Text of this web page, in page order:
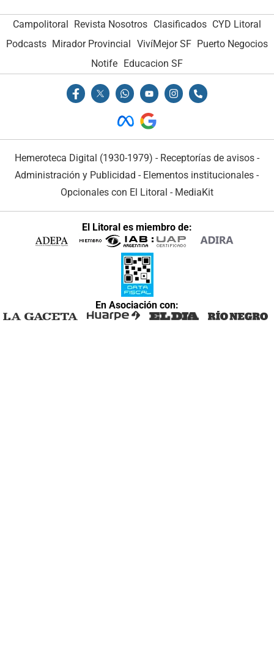
Campolitoral Revista Nosotros Clasificados CYD Litoral
Podcasts Mirador Provincial VivíMejor SF Puerto Negocios
Notife
Educacion SF
Hemeroteca Digital (1930-1979) - Receptorías de avisos -
Administración y Publicidad - Elementos institucionales -
Opcionales con El Litoral - MediaKit
El Litoral es miembro de:
En Asociación con: